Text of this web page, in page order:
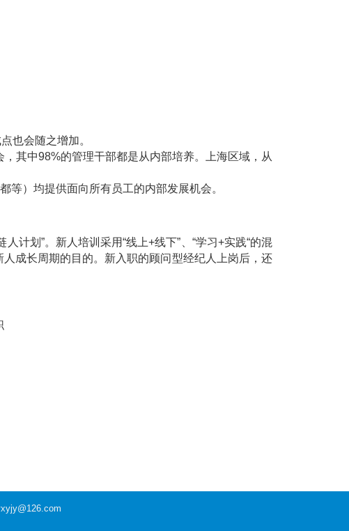
也会随之增加。
，其中98%的管理干部都是从内部培养。上海区域，从
等）均提供面向所有员工的内部发展机会。
计划”。新人培训采用“线上+线下”、“学习+实践“的混
成长周期的目的。新入职的顾问型经纪人上岗后，还